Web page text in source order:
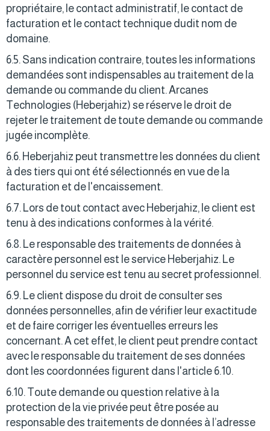
propriétaire, le contact administratif, le contact de
facturation et le contact technique dudit nom de
domaine.
6.5. Sans indication contraire, toutes les informations
demandées sont indispensables au traitement de la
demande ou commande du client. Arcanes
Technologies (Heberjahiz) se réserve le droit de
rejeter le traitement de toute demande ou commande
jugée incomplète.
6.6. Heberjahiz peut transmettre les données du client
à des tiers qui ont été sélectionnés en vue de la
facturation et de l'encaissement.
6.7. Lors de tout contact avec Heberjahiz, le client est
tenu à des indications conformes à la vérité.
6.8. Le responsable des traitements de données à
caractère personnel est le service Heberjahiz. Le
personnel du service est tenu au secret professionnel.
6.9. Le client dispose du droit de consulter ses
données personnelles, afin de vérifier leur exactitude
et de faire corriger les éventuelles erreurs les
concernant. A cet effet, le client peut prendre contact
avec le responsable du traitement de ses données
dont les coordonnées figurent dans l'article 6.10.
6.10. Toute demande ou question relative à la
protection de la vie privée peut être posée au
responsable des traitements de données à l’adresse